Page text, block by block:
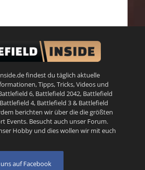
findest du täglich aktuelle
Tipps, Tricks, Videos und
6, Battlefield 2042, Battlefield
Battlefield 4, Battlefield 3& Battlefield
berichten wir über die die größten
Events. Besucht auch unser Forum.
Hobby und dies wollen wir mit euch
auf Facebook